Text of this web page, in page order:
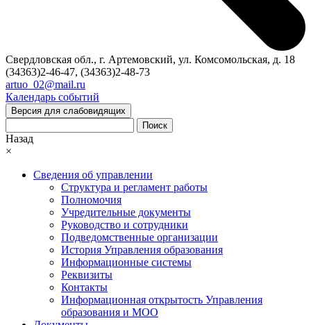
Свердловская обл., г. Артемовский, ул. Комсомольская, д. 18
(34363)2-46-47, (34363)2-48-73
artuo_02@mail.ru
Календарь событий
Версия для слабовидящих
Поиск
Назад
×
Сведения об управлении
Структура и регламент работы
Полномочия
Учредительные документы
Руководство и сотрудники
Подведомственные организации
История Управления образования
Информационные системы
Реквизиты
Контакты
Информационная открытость Управления
образования и МОО